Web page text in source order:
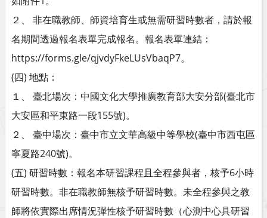
２、 非在職教師、師資培育生或無需研習時數者，請於報
名期間透過報名表單完成報名。報名表單連結：
https://forms.gle/qjvdyFkeLUsVbaqP7。
(四) 地點：
１、 臺北場次：中國文化大學推廣教育部大安分部(臺北市
大安區和平東路一段155號)。
２、 臺中場次：臺中市立文華高級中等學校(臺中市西屯區
寧夏路240號)。
(五) 研習時數：報名本研習課程且全程參與者，核予6小時
研習時數。非在職教師無核予研習時數。未全程參與之教
師將依實際出席情況彈性核予研習時數（心測中心具研習